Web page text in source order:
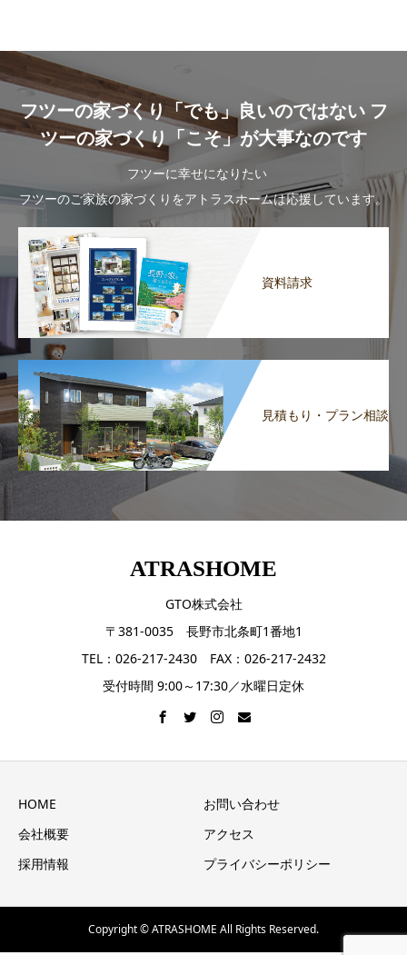
フツーの家づくり「でも」良いのではない フ
ツーの家づくり「こそ」が大事なのです
フツーに幸せになりたい
フツーのご家族の家づくりをアトラスホームは応援しています。
資料請求
見積もり・プラン相談
ATRASHOME
GTO株式会社
〒381-0035 長野市北条町1番地1
TEL：026-217-2430 FAX：026-217-2432
受付時間 9:00～17:30／水曜日定休
HOME
お問い合わせ
会社概要
アクセス
採用情報
プライバシーポリシー
Copyright © ATRASHOME All Rights Reserved.